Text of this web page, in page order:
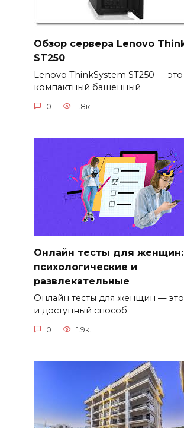
Обзор сервера Lenovo
ST250
Lenovo ThinkSystem ST250 — это
компактный башенный
0 1.8к.
Онлайн тесты для женщин:
психологические и
развлекательные
Онлайн тесты для женщин —
и доступный способ
0 1.9к.